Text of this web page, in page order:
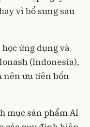
vì bổ sung sau
ứng dụng và
(Indonesia),
nên ưu tiên bốn
mục sản phẩm AI